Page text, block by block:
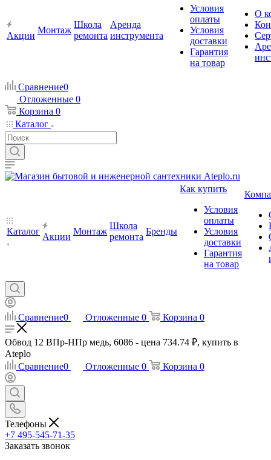
Акции
Монтаж
Школа
ремонта
Аренда
инструмента
Условия
оплаты
Условия
доставки
Гарантия
на товар
О
Сравнение0
Отложенные 0
Корзина 0
Каталог
Каталог
Акции
Монтаж
Школа
ремонта
Бренды
Как купить
Условия
оплаты
Условия
доставки
Гарантия
на товар
Сравнение0 Отложенные 0 Корзина 0
Обвод 12 ВПр-НПр медь, 6086 - цена 734.74 ₽, купить в
Ateplo
Сравнение0 Отложенные 0 Корзина 0
Телефоны
+7 495-545-71-35
Заказать звонок